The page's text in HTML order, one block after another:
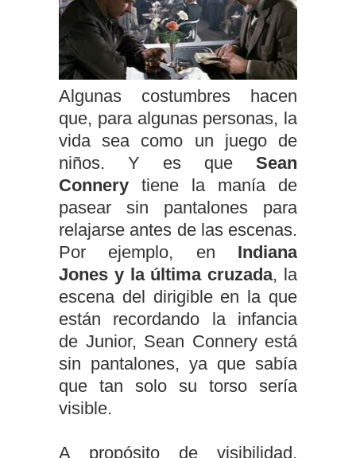
Algunas costumbres hacen
que, para algunas personas, la
vida sea como un juego de
niños. Y es que Sean
Connery tiene la manía de
pasear sin pantalones para
relajarse antes de las escenas.
Por ejemplo, en Indiana
Jones y la última cruzada, la
escena del dirigible en la que
están recordando la infancia
de Junior, Sean Connery está
sin pantalones, ya que sabía
que tan solo su torso sería
visible.
A propósito de visibilidad,